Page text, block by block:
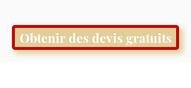
Obtenir des devis gratuits